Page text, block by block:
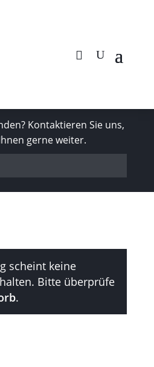
Kontaktieren Sie uns,
gerne weiter.
scheint keine
Bitte überprüfe
.